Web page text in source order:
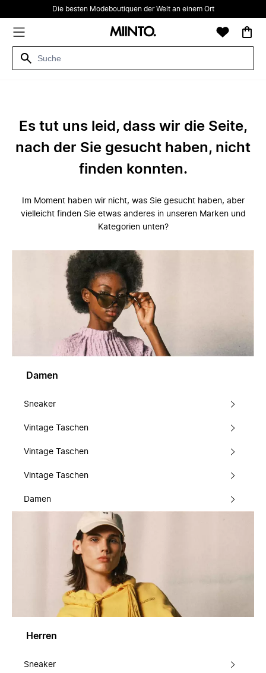
Die besten Modeboutiquen der Welt an einem Ort
Es tut uns leid, dass wir die Seite,
nach der Sie gesucht haben, nicht
finden konnten.
Im Moment haben wir nicht, was Sie gesucht haben, aber
vielleicht finden Sie etwas anderes in unseren Marken und
Kategorien unten?
Damen
Sneaker
Vintage Taschen
Vintage Taschen
Vintage Taschen
Damen
Herren
Sneaker